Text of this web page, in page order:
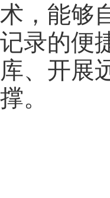
术，能够
记录的便
库、开展
撑。